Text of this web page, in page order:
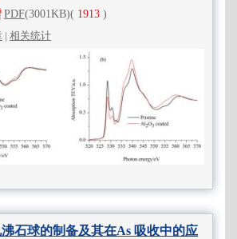
PDF(3001KB)( 1913 )
| 相关统计
石球的制备及其在As 吸收中的应